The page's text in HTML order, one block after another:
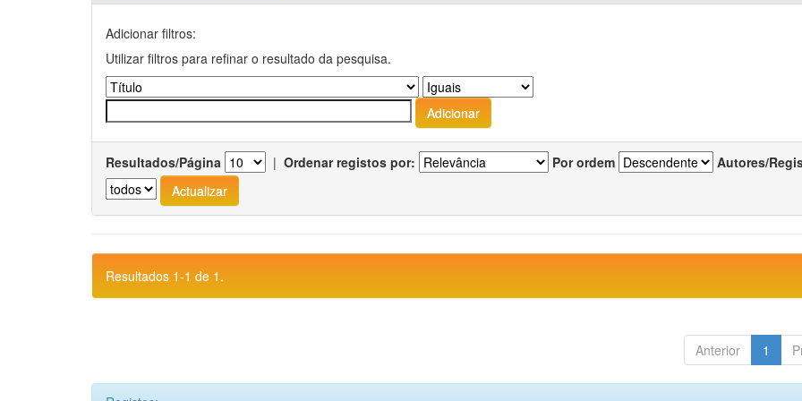
Adicionar filtros:
Utilizar filtros para refinar o resultado da pesquisa.
Resultados/Página | Ordenar registos por: Por ordem Autores/
Resultados 1-1 de 1.
Anterior 1